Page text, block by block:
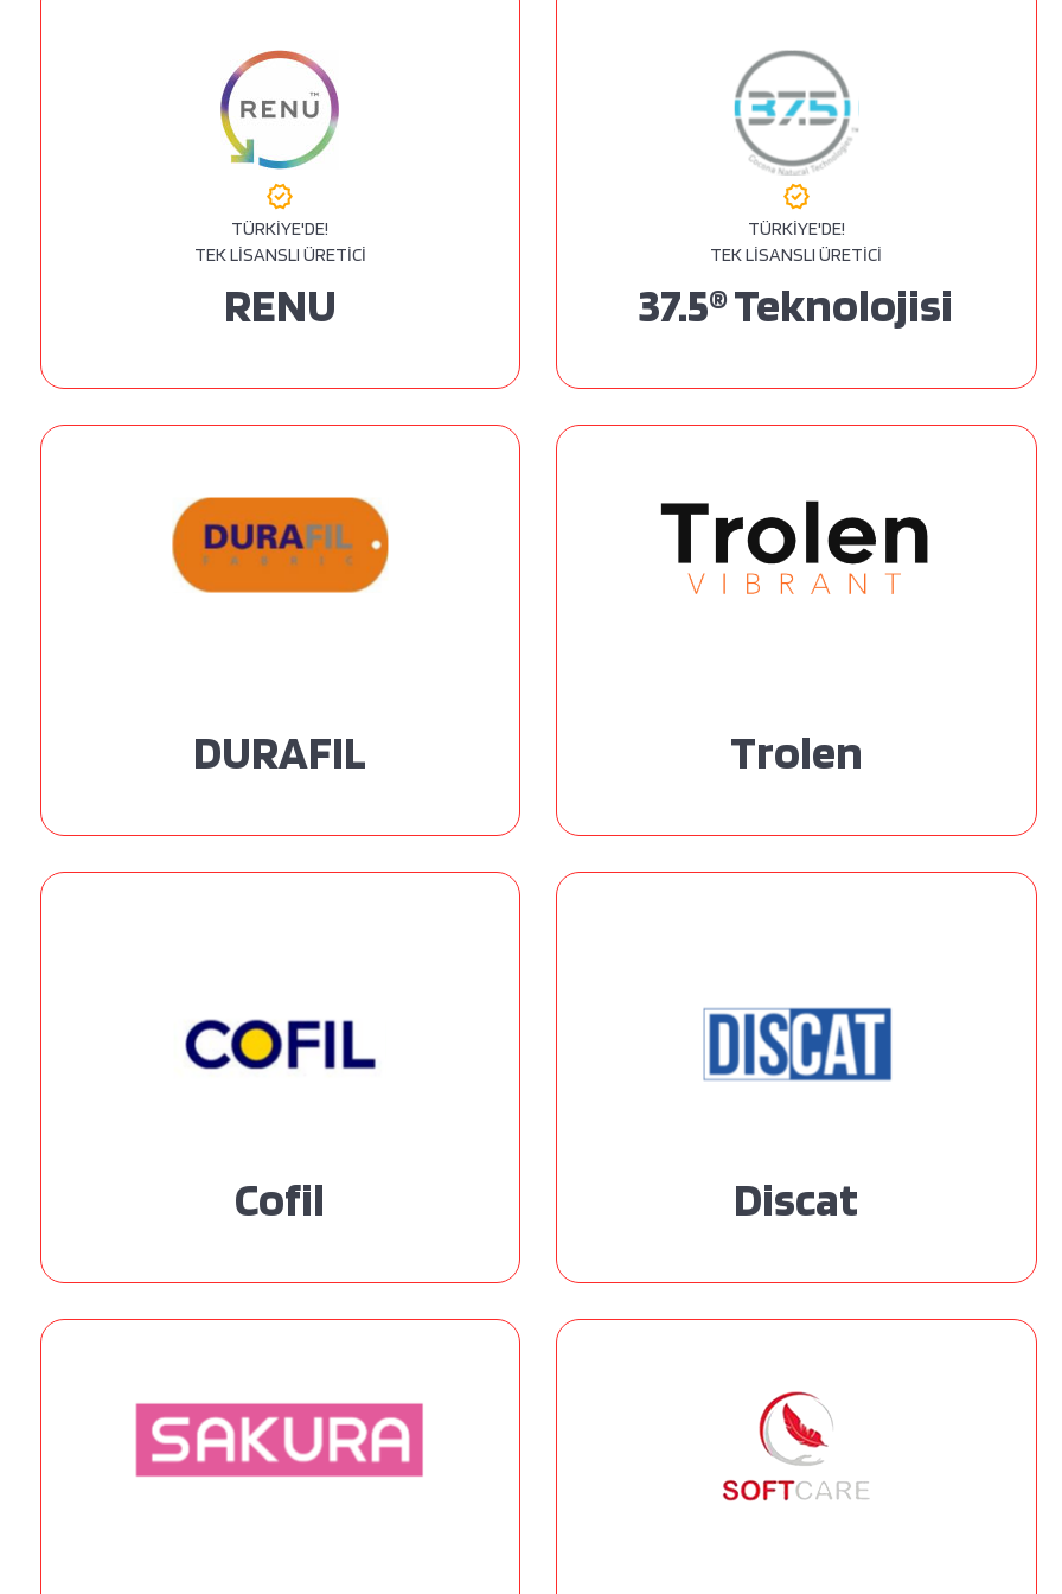
verified
TÜRKİYE'DE!
TEK LİSANSLI ÜRETİCİ
RENU
verified
TÜRKİYE'DE!
TEK LİSANSLI ÜRETİCİ
37.5® Teknolojisi
DURAFIL Trolen
Cofil Discat